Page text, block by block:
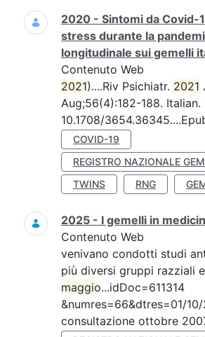
Ricerca
2020 - Sintomi da Covid-
stress durante la
longitudinale sui gemelli
Contenuto Web
2021)....Riv Psichiatr. 2021
Aug;56(4):182-188. Italian.
10.1708/
COVID-19
REGISTRO NAZIONALE
TWINS
RNG
2025 - I gemelli in
Contenuto Web
venivano condotti studi
più diversi gruppi razziali
maggio...idDoc=611314
&numres=66&dtres=01/
consultazione ottobre